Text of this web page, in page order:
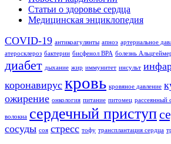
Статьи о здоровье сердца
Медицинская энциклопедия
COVID-19 антикоагулянты апноэ артериальное
атеросклероз бактерии бисфенол BPA болезнь
диабет дыхание жир иммунитет инсульт
коронавирус кровь кровяное давление
ожирение онкология питание питомец рассеянный
волокна сердечный приступ
сосуды соя стресс тофу трансплантация сердца